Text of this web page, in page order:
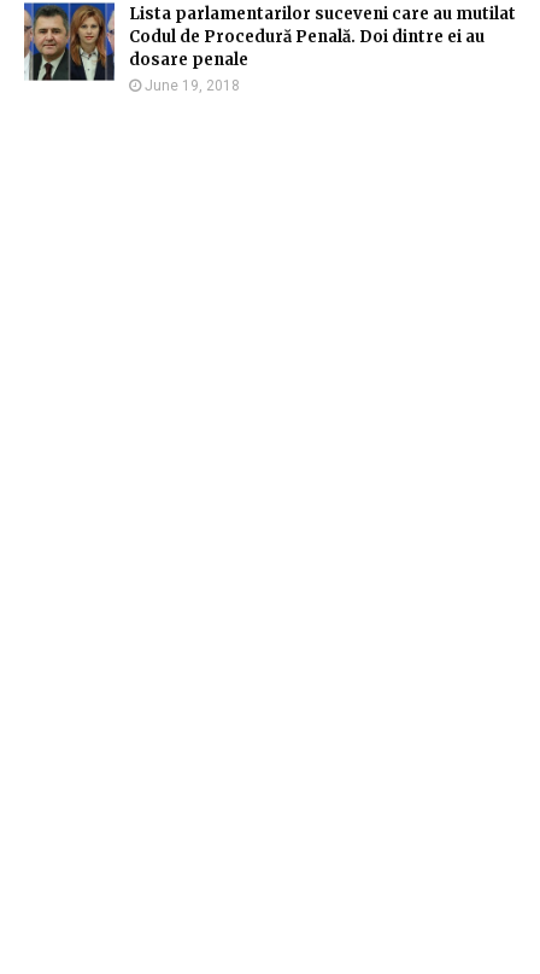
Lista parlamentarilor suceveni care au mutilat
Codul de Procedură Penală. Doi dintre ei au
dosare penale
June 19, 2018